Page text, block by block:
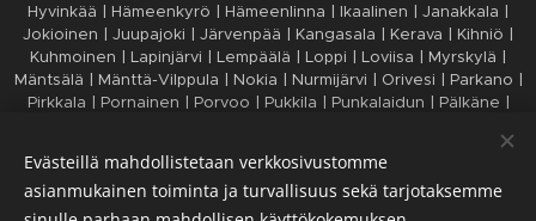
aikaa, on asiakas oikeutettu lisätunteihin ilman
lisämaksua. Useimmissa tapauksissa
järjestettävästä tilasta löytyy kuitenkin runsaasti
yllättävää tavaraa, jonka olemassaolo ei ole ollut
menee aikaa, joten näihin tilanteisiin takuuta ei
sovelleta.
Hyvinkää | Hämeenkyrö | Hämeenlinna | Ikaalinen | Janakkala |
Jokioinen | Juupajoki | Järvenpää | Kangasala | Kerava | Kihniö |
Kuhmoinen | Lapinjärvi | Lempäälä | Loppi | Loviisa | Myrskylä |
Mäntsälä | Mänttä-Vilppula | Nokia | Nurmijärvi | Orivesi | Parkano |
Pirkkala | Pornainen | Porvoo | Pukkila | Punkalaidun | Pälkäne |
Tuusula | Urjala | Valkeakoski | Vantaa | Vesilahti | Virrat | Ylöjärvi
| Ypäjä
Evästeillä mahdollistetaan verkkosivustomme
asianmukainen toiminta ja turvallisuus sekä tarjotaksemme